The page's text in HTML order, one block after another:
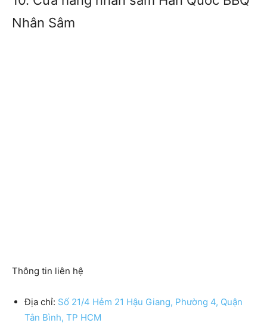
Nhân Sâm
Thông tin liên hệ
Địa chỉ: Số 21/4 Hẻm 21 Hậu Giang, Phường 4, Quận
Tân Bình, TP HCM